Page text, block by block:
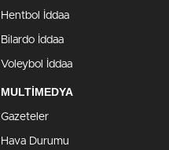
Hentbol İddaa
Bilardo İddaa
Voleybol İddaa
MULTİMEDYA
Gazeteler
Hava Durumu